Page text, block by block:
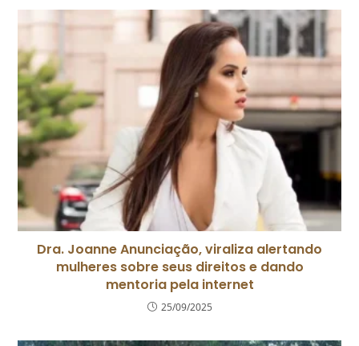
Dra. Joanne Anunciação, viraliza alertando
mulheres sobre seus direitos e dando
mentoria pela internet
25/09/2025